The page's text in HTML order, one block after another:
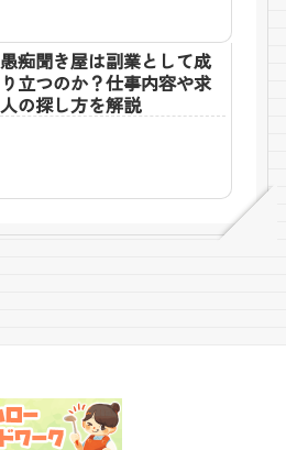
愚痴聞き屋は副業として成
り立つのか？仕事内容や求
人の探し方を解説